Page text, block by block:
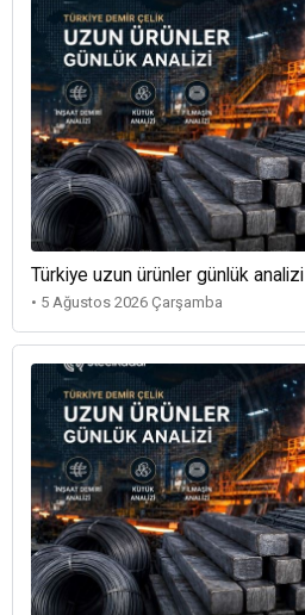
Türkiye uzun ürünler günlük
• 5 Ağustos 2026 Çarşamba